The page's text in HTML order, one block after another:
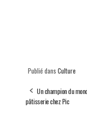
Publié dans Culture
Un champion du
pâtisserie chez Pic